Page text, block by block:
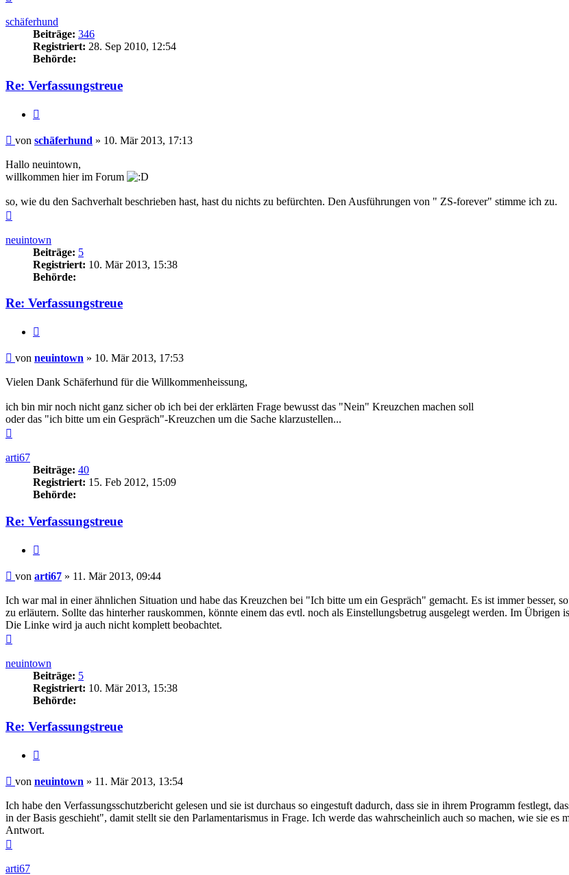
schäferhund
Beiträge: 346
Registriert: 28. Sep 2010, 12:54
Behörde:
Re: Verfassungstreue
Beitrag
von schäferhund » 10. Mär 2013, 17:13
Hallo neuintown,
willkommen hier im Forum
so, wie du den Sachverhalt beschrieben hast, hast du nichts zu befürchten. Den Ausführungen von " ZS-forever" stimme ich zu.
neuintown
Beiträge: 5
Registriert: 10. Mär 2013, 15:38
Behörde:
Re: Verfassungstreue
Beitrag
von neuintown » 10. Mär 2013, 17:53
Vielen Dank Schäferhund für die Willkommenheissung,
ich bin mir noch nicht ganz sicher ob ich bei der erklärten Frage bewusst das "Nein" Kreuzchen machen soll
oder das "ich bitte um ein Gespräch"-Kreuzchen um die Sache klarzustellen...
arti67
Beiträge: 40
Registriert: 15. Feb 2012, 15:09
Behörde:
Re: Verfassungstreue
Beitrag
von arti67 » 11. Mär 2013, 09:44
Ich war mal in einer ähnlichen Situation und habe das Kreuzchen bei "Ich bitte um ein Gespräch" gemacht. Es ist immer besser,
zu erläutern. Sollte das hinterher rauskommen, könnte einem das evtl. noch als Einstellungsbetrug ausgelegt werden. Im
Die Linke wird ja auch nicht komplett beobachtet.
neuintown
Beiträge: 5
Registriert: 10. Mär 2013, 15:38
Behörde:
Re: Verfassungstreue
Beitrag
von neuintown » 11. Mär 2013, 13:54
Ich habe den Verfassungsschutzbericht gelesen und sie ist durchaus so eingestuft dadurch, dass sie in ihrem Programm festlegt,
in der Basis geschieht", damit stellt sie den Parlamentarismus in Frage. Ich werde das wahrscheinlich auch so machen, wie sie
Antwort.
arti67